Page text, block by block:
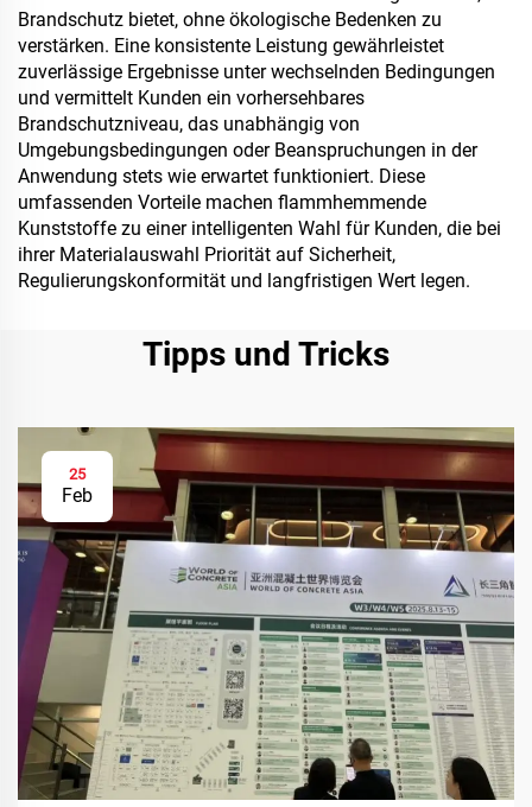
Brandschutz bietet, ohne ökologische Bedenken zu
verstärken. Eine konsistente Leistung gewährleistet
zuverlässige Ergebnisse unter wechselnden Bedingungen
und vermittelt Kunden ein vorhersehbares
Brandschutzniveau, das unabhängig von
Umgebungsbedingungen oder Beanspruchungen in der
Anwendung stets wie erwartet funktioniert. Diese
umfassenden Vorteile machen flammhemmende
Kunststoffe zu einer intelligenten Wahl für Kunden, die bei
ihrer Materialauswahl Priorität auf Sicherheit,
Regulierungskonformität und langfristigen Wert legen.
Tipps und Tricks
25
Feb